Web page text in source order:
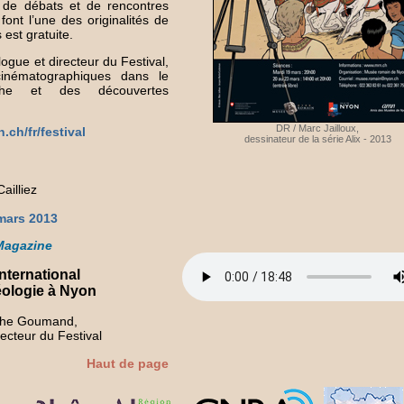
débats et de rencontres
l’une des originalités de
est gratuite.
et directeur du Festival,
dans le
et des découvertes
fr/festival
DR / Marc Jailloux,
dessinateur de la série Alix - 2013
2013
à Nyon
Goumand,
du Festival
Haut de page